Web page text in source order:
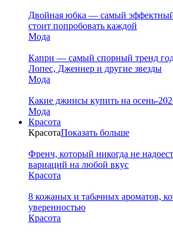
Двойная юбка — самый
стоит попробовать каждой
Мода
Капри — самый спорный тренд
Лопес, Дженнер и другие звезды
Мода
Какие джинсы купить на осень-
Мода
Красота
КрасотаПоказать больше
Френч, который никогда не
вариаций на любой вкус
Красота
8 кожаных и табачных ароматов,
уверенностью
Красота